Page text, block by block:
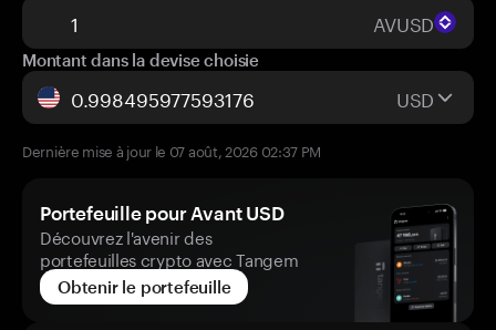
AVUSD
Montant dans la devise choisie
USD
Dernière mise à jour le 07 août, 2026 02:37 PM
Portefeuille pour Avant USD
Découvrez l'avenir des
portefeuilles crypto avec Tangem
Obtenir le portefeuille